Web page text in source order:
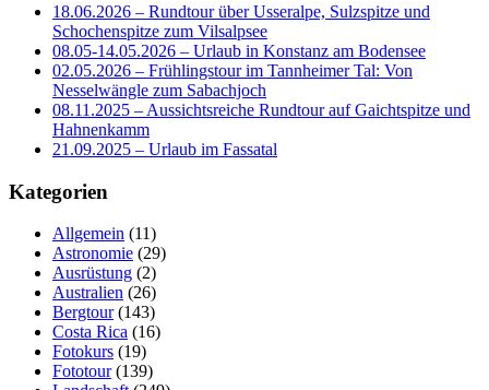
18.06.2026 – Rundtour über Usseralpe, Sulzspitze und
Schochenspitze zum Vilsalpsee
08.05-14.05.2026 – Urlaub in Konstanz am Bodensee
02.05.2026 – Frühlingstour im Tannheimer Tal: Von
Nesselwängle zum Sabachjoch
08.11.2025 – Aussichtsreiche Rundtour auf Gaichtspitze und
Hahnenkamm
21.09.2025 – Urlaub im Fassatal
Kategorien
Allgemein (11)
Astronomie (29)
Ausrüstung (2)
Australien (26)
Bergtour(143)
Costa Rica (16)
Fotokurs (19)
Fototour(139)